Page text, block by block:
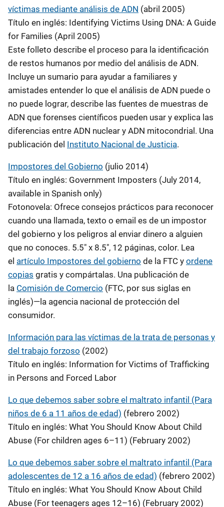
víctimas mediante análisis de ADN (abril 2005)
Título en inglés: Identifying Victims Using DNA: A Guide
for Families (April 2005)
Este folleto describe el proceso para la identificación
de restos humanos por medio del análisis de ADN.
Incluye un sumario para ayudar a familiares y
amistades entender lo que el análisis de ADN puede o
no puede lograr, describe las fuentes de muestras de
ADN que forenses científicos pueden usar y explica las
diferencias entre ADN nuclear y ADN mitocondrial. Una
publicación del Instituto Nacional de Justicia.
Impostores del Gobierno (julio 2014)
Título en inglés: Government Imposters (July 2014,
available in Spanish only)
Fotonovela: Ofrece consejos prácticos para reconocer
cuando una llamada, texto o email es de un impostor
del gobierno y los peligros al enviar dinero a alguien
que no conoces. 5.5" x 8.5", 12 páginas, color. Lea
el artículo Impostores del gobierno de la FTC y ordene
copias gratis y compártalas. Una publicación de
la Comisión de Comercio (FTC, por sus siglas en
inglés)—la agencia nacional de protección del
consumidor.
Información para las víctimas de la trata de personas y
del trabajo forzoso (2002)
Título en inglés: Information for Victims of Trafficking
in Persons and Forced Labor
Lo que debemos saber sobre el maltrato infantil (Para
niños de 6 a 11 años de edad) (febrero 2002)
Título en inglés: What You Should Know About Child
Abuse (For children ages 6–11) (February 2002)
Lo que debemos saber sobre el maltrato infantil (Para
adolescentes de 12 a 16 años de edad) (febrero 2002)
Título en inglés: What You Should Know About Child
Abuse (For teenagers ages 12–16) (February 2002)